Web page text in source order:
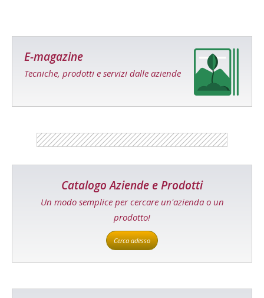
E-magazine
Tecniche, prodotti e servizi dalle aziende
Catalogo Aziende e Prodotti
Un modo semplice per cercare un'azienda o un
prodotto!
Cerca adesso